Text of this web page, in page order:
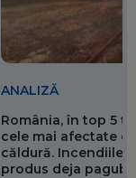
ANALIZĂ
România, în top 5
cele mai afectate
căldură. Incendiile
produs deja